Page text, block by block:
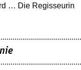
… Die Regisseurin